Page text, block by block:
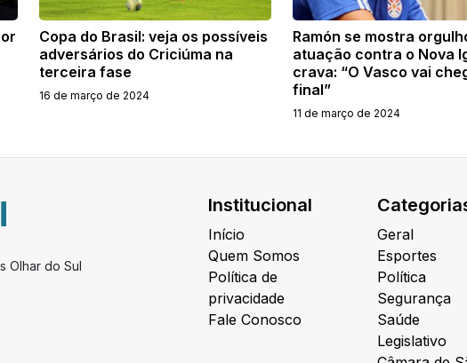
Copa do Brasil: veja os possíveis
adversários do Criciúma na
terceira fase
16 de março de 2024
Ramón se mostra
atuação contra o Nova
crava: “O Vasco vai
final”
11 de março de 2024
Olhar do Sul
Institucional
Início
Quem Somos
Política de
privacidade
Fale Conosco
Geral
Esportes
Política
Segurança
Saúde
Legislativo